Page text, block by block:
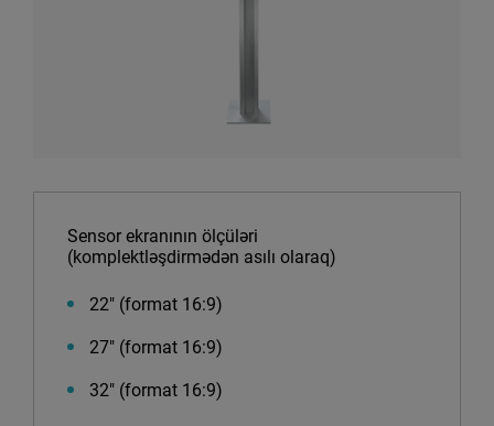
Sensor ekranının ölçüləri
(komplektləşdirmədən asılı olaraq)
22″ (format 16:9)
27″ (format 16:9)
32″ (format 16:9)